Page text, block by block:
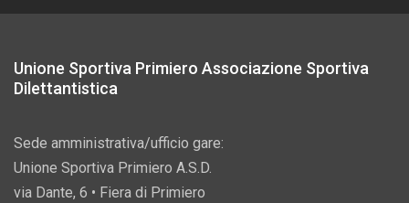
Unione Sportiva Primiero Associazione Sportiva
Dilettantistica
Sede amministrativa/ufficio gare:
Unione Sportiva Primiero A.S.D.
via Dante, 6 • Fiera di Primiero